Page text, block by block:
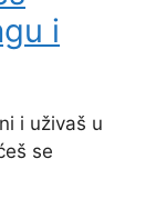
i
i uživaš u
se